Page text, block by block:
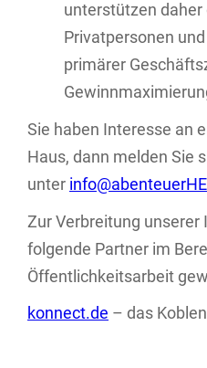
unterstützen
Privatpersonen
primärer
Sie haben Interesse an
Haus, dann melden Sie
unter
Zur Verbreitung unserer
folgende Partner im
Öffentlichkeitsarbeit
konnect.de – das